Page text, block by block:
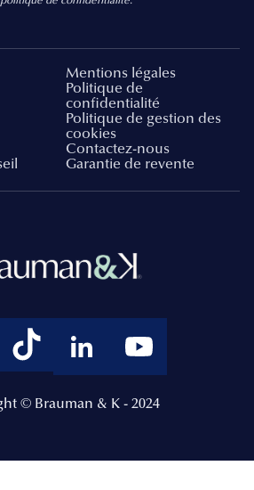
Mentions légales
Politique de
confidentialité
Politique de gestion des
cookies
Contactez-nous
Garantie de revente
© Brauman & K - 2024